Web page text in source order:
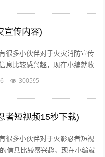
宣传内容)
很多小伙伴对于火灾消防宣传
息比较感兴趣，现在小编就收
防火灾宣传内容相关的信息来
300595
者短视频15秒下载)
很多小伙伴对于火影忍者短视
信息比较感兴趣，现在小编就